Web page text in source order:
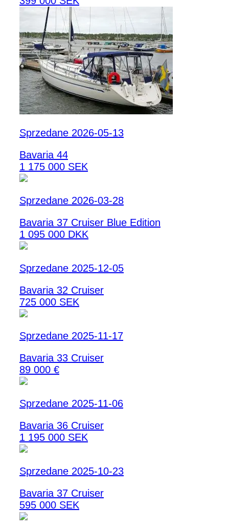
Sprzedane 2026-05-13
Bavaria 44
1 175 000 SEK
Sprzedane 2026-03-28
Bavaria 37 Cruiser Blue Edition
1 095 000 DKK
Sprzedane 2025-12-05
Bavaria 32 Cruiser
725 000 SEK
Sprzedane 2025-11-17
Bavaria 33 Cruiser
89 000 €
Sprzedane 2025-11-06
Bavaria 36 Cruiser
1 195 000 SEK
Sprzedane 2025-10-23
Bavaria 37 Cruiser
595 000 SEK